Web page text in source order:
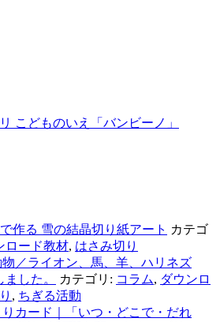
作る 雪の結晶切り紙アート カテゴ
ロード教材, はさみ切り
／ライオン、馬、羊、ハリネズ
した。
カテゴリ: コラム, ダウンロ
, ちぎる活動
カード｜「いつ・どこで・だれ